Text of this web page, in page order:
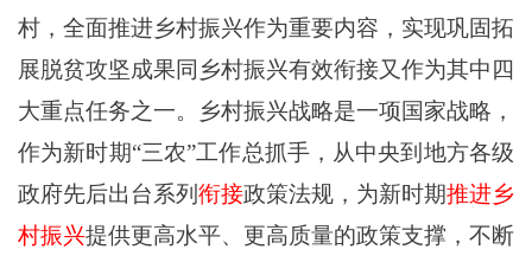
村，全面推进乡村振兴作为重要内容，实现巩固拓
展脱贫攻坚成果同乡村振兴有效衔接又作为其中四
大重点任务之一。
乡村振兴战略是一项国家战略，
作为新时期“三农”工作总抓手， 从中央到地方各级
政府先后出台系列 衔接政策法规，为新时期推进乡
村振兴提供更高水平、更高质量的政策支撑 ， 不断